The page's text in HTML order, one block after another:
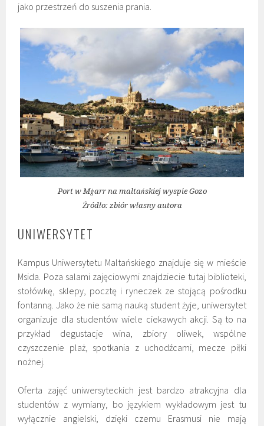
jako przestrzeń do suszenia prania.
Port w Mġarr na maltańskiej wyspie Gozo
Źródło: zbiór własny autora
UNIWERSYTET
Kampus Uniwersytetu Maltańskiego znajduje się w mieście
Msida. Poza salami zajęciowymi znajdziecie tutaj biblioteki,
stołówkę, sklepy, pocztę i ryneczek ze stojącą pośrodku
fontanną. Jako że nie samą nauką student żyje, uniwersytet
organizuje dla studentów wiele ciekawych akcji. Są to na
przykład degustacje wina, zbiory oliwek, wspólne
czyszczenie plaż, spotkania z uchodźcami, mecze piłki
nożnej.
Oferta zajęć uniwersyteckich jest bardzo atrakcyjna dla
studentów z wymiany, bo językiem wykładowym jest tu
wyłącznie angielski, dzięki czemu Erasmusi nie mają